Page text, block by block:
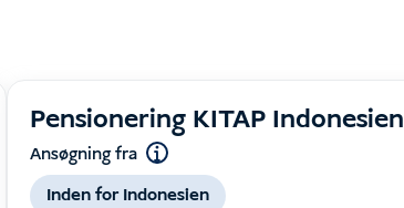
Pensionering KITAP Indonesien
Ansøgning fra
Inden for Indonesien